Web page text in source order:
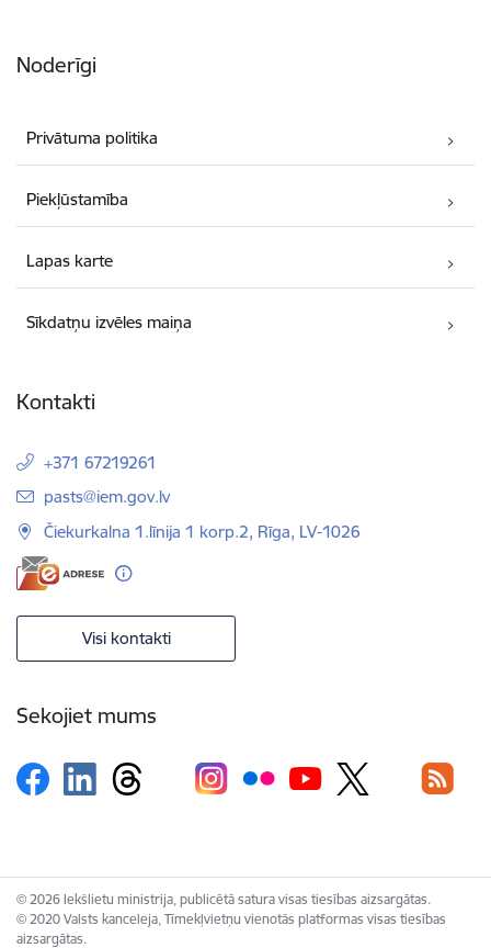
Noderīgi
Privātuma politika
Piekļūstamība
Lapas karte
Sīkdatņu izvēles maiņa
Kontakti
+371 67219261
E-pasts:
pasts@iem.gov.lv
Čiekurkalna 1.līnija 1 korp.2, Rīga, LV-1026
Visi kontakti
Sekojiet mums
© 2026 Iekšlietu ministrija, publicētā satura visas tiesības aizsargātas.
© 2020 Valsts kanceleja, Tīmekļvietņu vienotās platformas visas tiesības
aizsargātas.